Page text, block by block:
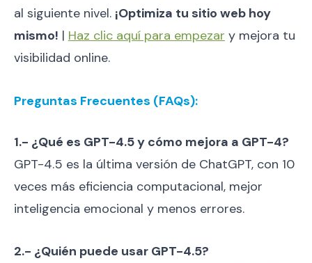
al siguiente nivel. ¡Optimiza tu sitio web hoy
mismo! | Haz clic aquí para empezar y mejora tu
visibilidad online.
Preguntas Frecuentes (FAQs):
1.- ¿Qué es GPT-4.5 y cómo mejora a GPT-4?
GPT-4.5 es la última versión de ChatGPT, con 10
veces más eficiencia computacional, mejor
inteligencia emocional y menos errores.
2.- ¿Quién puede usar GPT-4.5?